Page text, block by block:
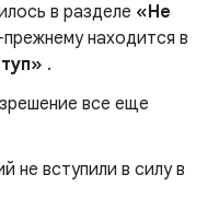
в разделе «Не
находится в
.
все еще
не вступили в силу в